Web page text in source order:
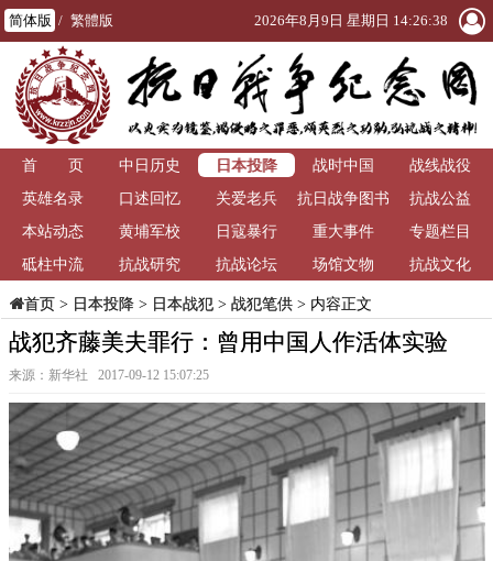
简体版 / 繁體版 2026年8月9日 星期日 14:26:38
首 页 中日历史 日本投降 战时中国
战线战役
英雄名录
口述回忆 关爱老兵
抗日战争图书
馆
抗战公益
本站动态
黄埔军校 日寇暴行 重大事件
专题栏目
砥柱中流
抗战研究 抗战论坛 场馆文物 抗战文化
首页> 日本投降> 日本战犯> 战犯笔供> 内容正文
战犯齐藤美夫罪行：曾用中国人作活体实验
来源：新华社 2017-09-12 15:07:25